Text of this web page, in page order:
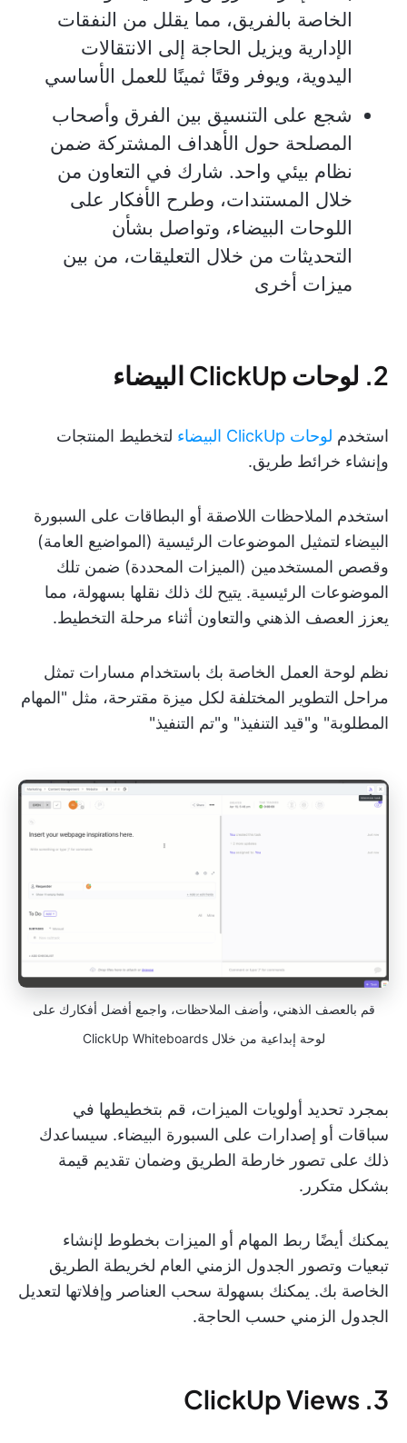
الخاصة بالفريق، مما يقلل من النفقات
الإدارية ويزيل الحاجة إلى الانتقالات
اليدوية، ويوفر وقتًا ثمينًا للعمل الأساسي
شجع على التنسيق بين الفرق وأصحاب
المصلحة حول الأهداف المشتركة ضمن
نظام بيئي واحد. شارك في التعاون من
خلال المستندات، وطرح الأفكار على
اللوحات البيضاء، وتواصل بشأن
التحديثات من خلال التعليقات، من بين
ميزات أخرى
2. لوحات ClickUp البيضاء
استخدم لوحات ClickUp البيضاء
لتخطيط المنتجات
وإنشاء خرائط طريق.
استخدم الملاحظات اللاصقة أو البطاقات على السبورة
البيضاء لتمثيل الموضوعات الرئيسية (المواضيع العامة)
وقصص المستخدمين (الميزات المحددة) ضمن تلك
الموضوعات الرئيسية. يتيح لك ذلك نقلها بسهولة، مما
يعزز العصف الذهني والتعاون أثناء مرحلة التخطيط.
نظم لوحة العمل الخاصة بك باستخدام مسارات تمثل
مراحل التطوير المختلفة لكل ميزة مقترحة، مثل "المهام
المطلوبة" و"قيد التنفيذ" و"تم التنفيذ"
قم بالعصف الذهني، وأضف الملاحظات، واجمع أفضل أفكارك على
لوحة إبداعية من خلال ClickUp Whiteboards
بمجرد تحديد أولويات الميزات، قم بتخطيطها في
سباقات أو إصدارات على السبورة البيضاء. سيساعدك
ذلك على تصور خارطة الطريق وضمان تقديم قيمة
بشكل متكرر.
يمكنك أيضًا ربط المهام أو الميزات بخطوط لإنشاء
تبعيات وتصور الجدول الزمني العام لخريطة الطريق
الخاصة بك. يمكنك بسهولة سحب العناصر وإفلاتها لتعديل
الجدول الزمني حسب الحاجة.
3. ClickUp Views